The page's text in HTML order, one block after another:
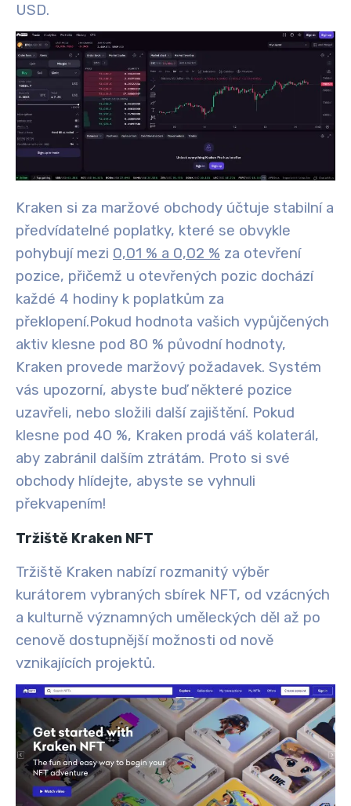
USD.
Kraken si za maržové obchody účtuje stabilní a
předvídatelné poplatky, které se obvykle
pohybují mezi 0,01 % a 0,02 % za otevření
pozice, přičemž u otevřených pozic dochází
každé 4 hodiny k poplatkům za
překlopení.Pokud hodnota vašich vypůjčených
aktiv klesne pod 80 % původní hodnoty,
Kraken provede maržový požadavek. Systém
vás upozorní, abyste buď některé pozice
uzavřeli, nebo složili další zajištění. Pokud
klesne pod 40 %, Kraken prodá váš kolaterál,
aby zabránil dalším ztrátám. Proto si své
obchody hlídejte, abyste se vyhnuli
překvapením!
Tržiště Kraken NFT
Tržiště Kraken nabízí rozmanitý výběr
kurátorem vybraných sbírek NFT, od vzácných
a kulturně významných uměleckých děl až po
cenově dostupnější možnosti od nově
vznikajících projektů.